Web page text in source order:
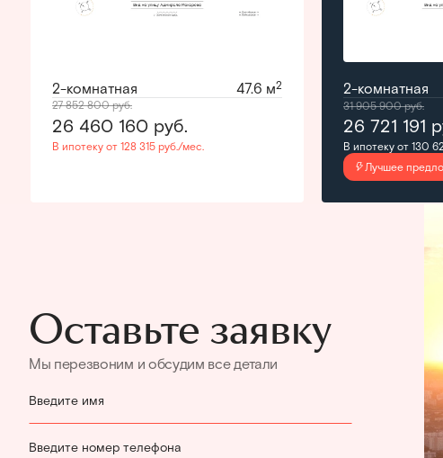
2-комнатная 47.6 м2
27 852 800руб.
26 460 160 руб.
В ипотеку от 128 315 руб./мес.
2-комнатная
31 905 900руб.
26 721 191
В ипотеку от 130
Оставьте заявку
Мы перезвоним и обсудим все детали
Введите имя
Введите номер телефона